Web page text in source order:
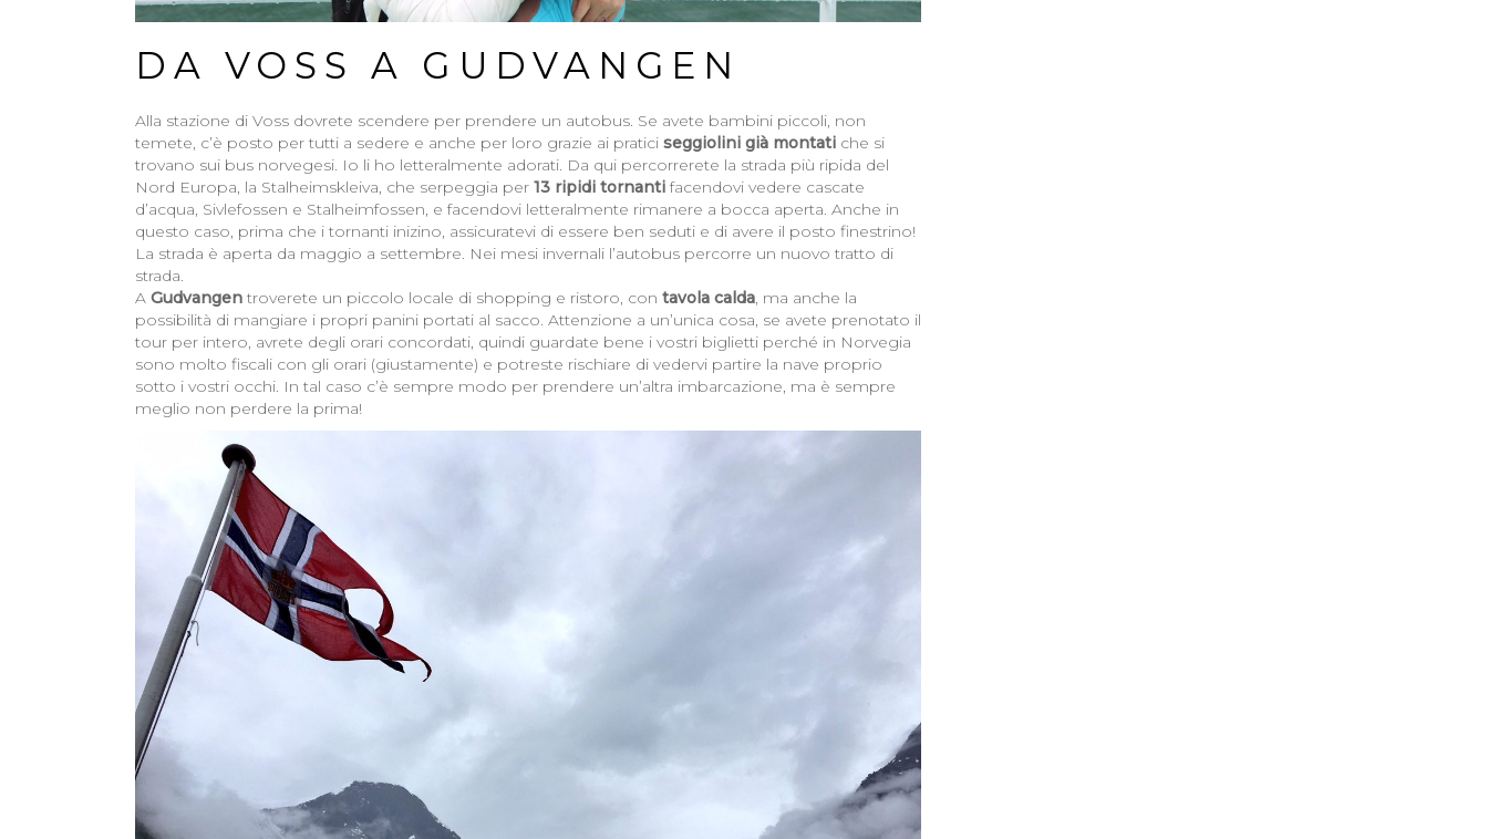
DA VOSS A GUDVANGEN
Alla stazione di Voss dovrete scendere per prendere un autobus. Se avete bambini piccoli, non
temete, c’è posto per tutti a sedere e anche per loro grazie ai pratici seggiolini già montati che si
trovano sui bus norvegesi. Io li ho letteralmente adorati. Da qui percorrerete la strada più ripida del
Nord Europa, la Stalheimskleiva, che serpeggia per 13 ripidi tornanti facendovi vedere cascate
d’acqua, Sivlefossen e Stalheimfossen, e facendovi letteralmente rimanere a bocca aperta. Anche in
questo caso, prima che i tornanti inizino, assicuratevi di essere ben seduti e di avere il posto finestrino!
La strada è aperta da maggio a settembre. Nei mesi invernali l’autobus percorre un nuovo tratto di
strada.
A Gudvangen troverete un piccolo locale di shopping e ristoro, con tavola calda, ma anche la
possibilità di mangiare i propri panini portati al sacco. Attenzione a un’unica cosa, se avete prenotato il
tour per intero, avrete degli orari concordati, quindi guardate bene i vostri biglietti perché in Norvegia
sono molto fiscali con gli orari (giustamente) e potreste rischiare di vedervi partire la nave proprio
sotto i vostri occhi. In tal caso c’è sempre modo per prendere un’altra imbarcazione, ma è sempre
meglio non perdere la prima!